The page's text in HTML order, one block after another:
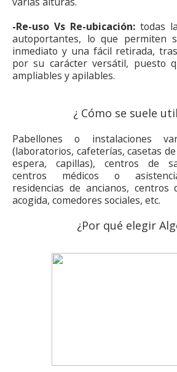
-Re-uso Vs Re-ubicación: todas
autoportantes, lo que permiten
inmediato y una fácil retirada,
por su carácter versátil, puesto
ampliables y apilables.
¿ Cómo se suele
Pabellones o instalaciones
(laboratorios, cafeterías, casetas
espera, capillas), centros de
centros médicos o
residencias de ancianos, centros
acogida, comedores sociales, etc.
¿Por qué elegir